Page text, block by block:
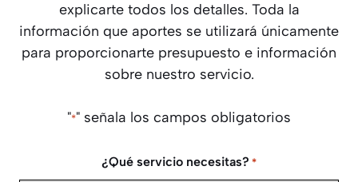
explicarte todos los detalles. Toda la
información que aportes se utilizará únicamente
para proporcionarte presupuesto e información
sobre nuestro servicio.
"*" señala los campos obligatorios
¿Qué servicio necesitas? *